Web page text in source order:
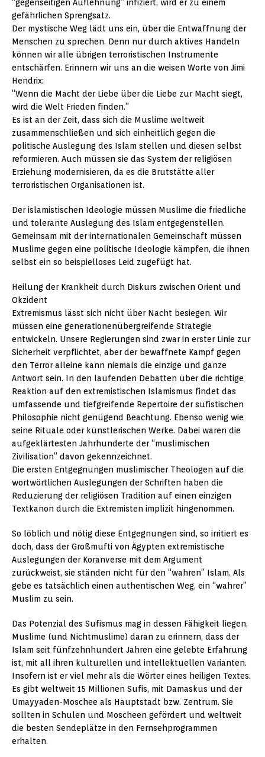
“gegenseitigen Auflehnung” infiziert, wird er zu einem
gefährlichen Sprengsatz.
Der mystische Weg lädt uns ein, über die Entwaffnung der
Menschen zu sprechen. Denn nur durch aktives Handeln
können wir alle übrigen terroristischen Instrumente
entschärfen. Erinnern wir uns an die weisen Worte von Jimi
Hendrix:
“Wenn die Macht der Liebe über die Liebe zur Macht siegt,
wird die Welt Frieden finden.”
Es ist an der Zeit, dass sich die Muslime weltweit
zusammenschließen und sich einheitlich gegen die
politische Auslegung des Islam stellen und diesen selbst
reformieren. Auch müssen sie das System der religiösen
Erziehung modernisieren, da es die Brutstätte aller
terroristischen Organisationen ist.
Der islamistischen Ideologie müssen Muslime die friedliche
und tolerante Auslegung des Islam entgegenstellen.
Gemeinsam mit der internationalen Gemeinschaft müssen
Muslime gegen eine politische Ideologie kämpfen, die ihnen
selbst ein so beispielloses Leid zugefügt hat.
Heilung der Krankheit durch Diskurs zwischen Orient und
Okzident
Extremismus lässt sich nicht über Nacht besiegen. Wir
müssen eine generationenübergreifende Strategie
entwickeln. Unsere Regierungen sind zwar in erster Linie zur
Sicherheit verpflichtet, aber der bewaffnete Kampf gegen
den Terror alleine kann niemals die einzige und ganze
Antwort sein. In den laufenden Debatten über die richtige
Reaktion auf den extremistischen Islamismus findet das
umfassende und tiefgreifende Repertoire der sufistischen
Philosophie nicht genügend Beachtung. Ebenso wenig wie
seine Rituale oder künstlerischen Werke. Dabei waren die
aufgeklärtesten Jahrhunderte der “muslimischen
Zivilisation” davon gekennzeichnet.
Die ersten Entgegnungen muslimischer Theologen auf die
wortwörtlichen Auslegungen der Schriften haben die
Reduzierung der religiösen Tradition auf einen einzigen
Textkanon durch die Extremisten implizit hingenommen.
So löblich und nötig diese Entgegnungen sind, so irritiert es
doch, dass der Großmufti von Ägypten extremistische
Auslegungen der Koranverse mit dem Argument
zurückweist, sie ständen nicht für den “wahren” Islam. Als
gebe es tatsächlich einen authentischen Weg, ein “wahrer”
Muslim zu sein.
Das Potenzial des Sufismus mag in dessen Fähigkeit liegen,
Muslime (und Nichtmuslime) daran zu erinnern, dass der
Islam seit fünfzehnhundert Jahren eine gelebte Erfahrung
ist, mit all ihren kulturellen und intellektuellen Varianten.
Insofern ist er viel mehr als die Wörter eines heiligen Textes.
Es gibt weltweit 15 Millionen Sufis, mit Damaskus und der
Umayyaden-Moschee als Hauptstadt bzw. Zentrum. Sie
sollten in Schulen und Moscheen gefördert und weltweit
die besten Sendeplätze in den Fernsehprogrammen
erhalten.